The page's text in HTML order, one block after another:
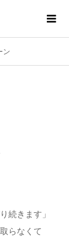
ン
続きます」
らなくて